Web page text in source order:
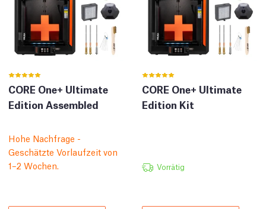
CORE One+ Ultimate
Edition Assembled
Hohe Nachfrage -
Geschätzte Vorlaufzeit von
1–2 Wochen.
CORE One+ Ultimate
Edition Kit
Vorrätig